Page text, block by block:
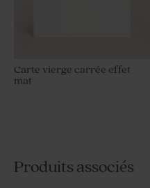
Carte vierge carrée effet
mat
Produits associés